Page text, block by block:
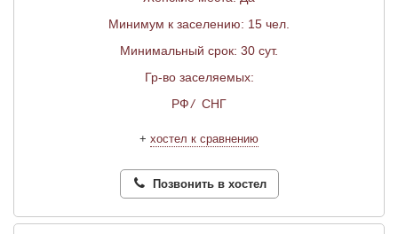
Минимум к заселению: 15 чел.
Минимальный срок: 30 сут.
Гр-во заселяемых:
РФ/ СНГ
+ хостел к сравнению
Позвонить в хостел